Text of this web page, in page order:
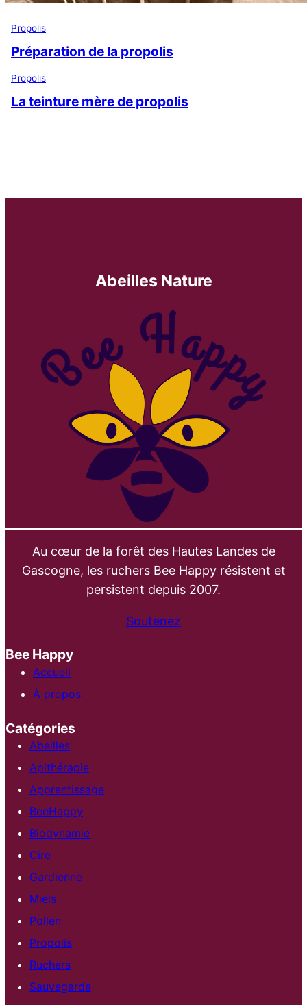
Propolis
Préparation de la propolis
Propolis
La teinture mère de propolis
Abeilles Nature
Au cœur de la forêt des Hautes Landes de
Gascogne, les ruchers Bee Happy résistent et
persistent depuis 2007.
Soutenez
Bee Happy
Accueil
À propos
Catégories
Abeilles
Apithérapie
Apprentissage
BeeHappy
Biodynamie
Cire
Gardienne
Miels
Pollen
Propolis
Ruchers
Sauvegarde